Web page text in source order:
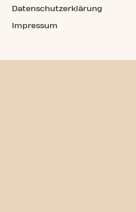
Datenschutzerklärung
Impressum